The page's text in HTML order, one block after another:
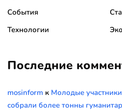
События
Технологии
Последние
mosinform к Молодые
собрали более тонны